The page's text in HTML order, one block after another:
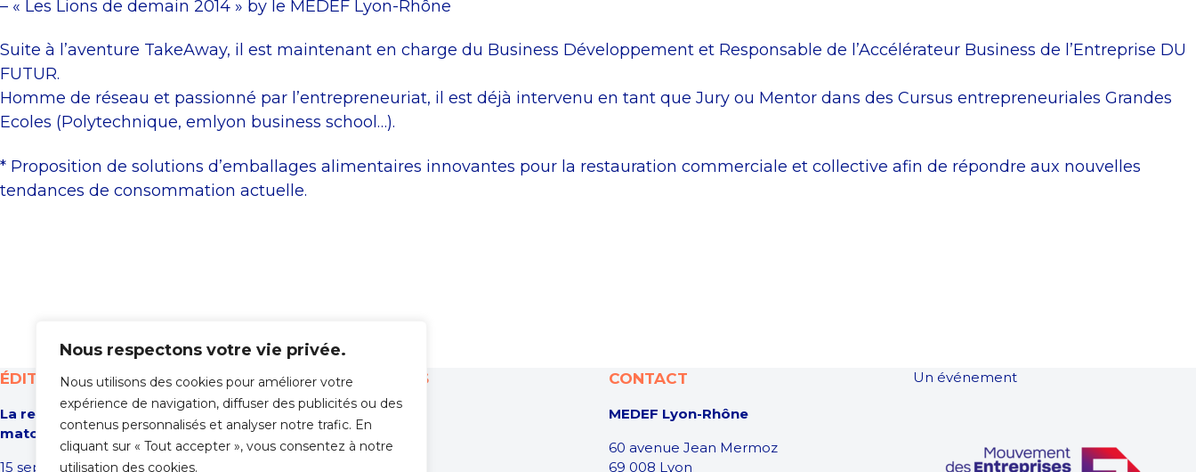
Nous respectons votre vie privée.
Nous utilisons des cookies pour améliorer votre
expérience de navigation, diffuser des publicités ou des
contenus personnalisés et analyser notre trafic. En
cliquant sur « Tout accepter », vous consentez à notre
utilisation des cookies.
– « Les Lions de demain 2014 » by le MEDEF Lyon-Rhône
Suite à l’aventure TakeAway, il est maintenant en charge du Business Développement et Responsable de l’Accélérateur Business de l’Entreprise DU
FUTUR.
Homme de réseau et passionné par l’entrepreneuriat, il est déjà intervenu en tant que Jury ou Mentor dans des Cursus entrepreneuriales Grandes
Ecoles (Polytechnique, emlyon business school…).
* Proposition de solutions d’emballages alimentaires innovantes pour la restauration commerciale et collective afin de répondre aux nouvelles
tendances de consommation actuelle.
ÉDITION 2026
La rencontre des entrepreneurs : ça
match !
15 septembre 2026
INFORMATIONS
Accueil
À propos
Programme
CONTACT
MEDEF Lyon-Rhône
60 avenue Jean Mermoz
69 008 Lyon
Un événement